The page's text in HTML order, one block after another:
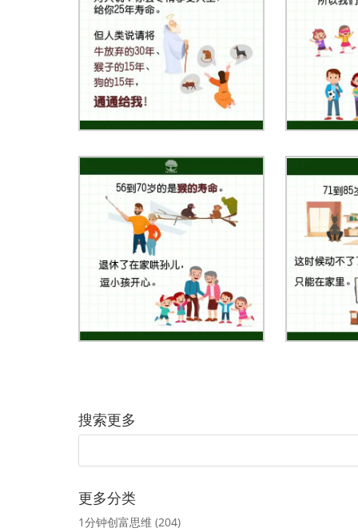
搜索更多
更多分类
1分钟创富思维 (204)